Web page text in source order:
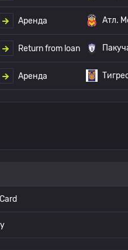
Аренда Атл.
Return from loan
Аренда